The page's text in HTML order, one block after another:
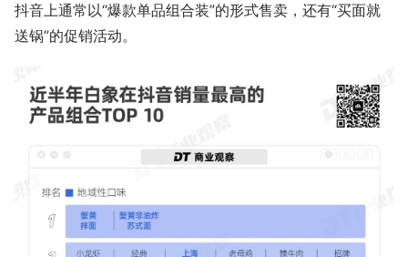
抖音上通常以“爆款单品组合装”的形式售卖，还有“买面就
送锅”的促销活动。